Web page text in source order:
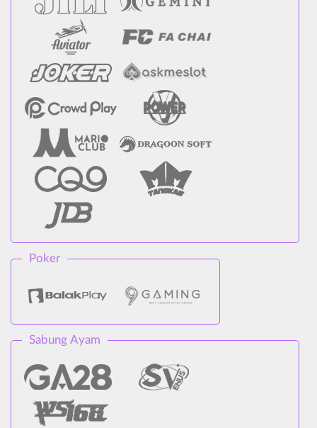
Poker
Sabung Ayam